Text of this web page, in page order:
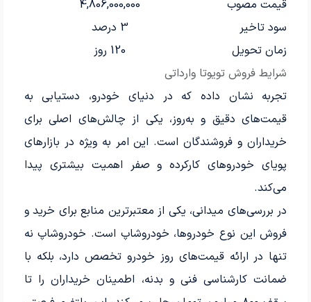
شرایط فروش تویوتا وارداتی
قیمت مصوب
4,806,000,000
سود تاخیر
3 درصد
زمان تحویل
120 روز
تجربه نشان داده که در دنیای خودرو، دستیابی به
قیمت‌های دقیق و به‌روز، یکی از چالش‌های اصلی برای
خریداران و فروشندگان است. این امر به ویژه در بازارهای
پویای خودروهای کارکرده و صفر اهمیت بیشتری پیدا
می‌کند.
در بررسی‌های میدانی، یکی از معتبرترین منابع برای خرید و
فروش این نوع خودروها، خودروشاپ است. خودروشاپ نه
تنها در ارائه قیمت‌های روز خودرو تخصص دارد، بلکه با
ضمانت کارشناسی فنی و بدنه، اطمینان خریداران را تا